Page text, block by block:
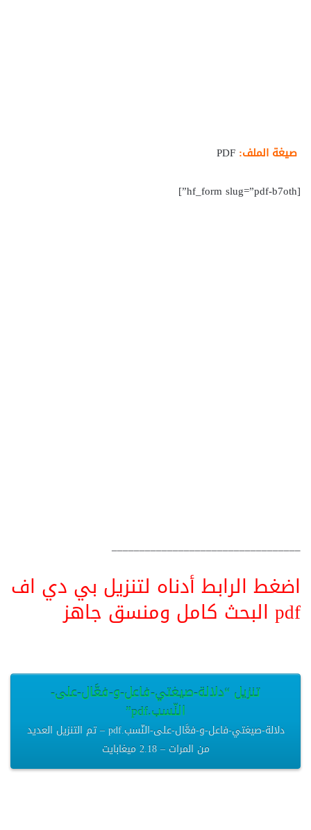
صيغة الملف:
[hf_form slug=”pdf-b7oth”]
__________________________________
اضغط الرابط أدناه لتنزيل بي دي اف
pdf البحث كامل ومنسق جاهز
تنزيل “دلالة-صيغتي-فاعل-و-فعَّال-على-
النّسب.pdf”
دلالة-صيغتي-فاعل-و-فعَّال-على-النّسب.pdf – تم التنزيل العديد
من المرات – 2.18 ميغابايت